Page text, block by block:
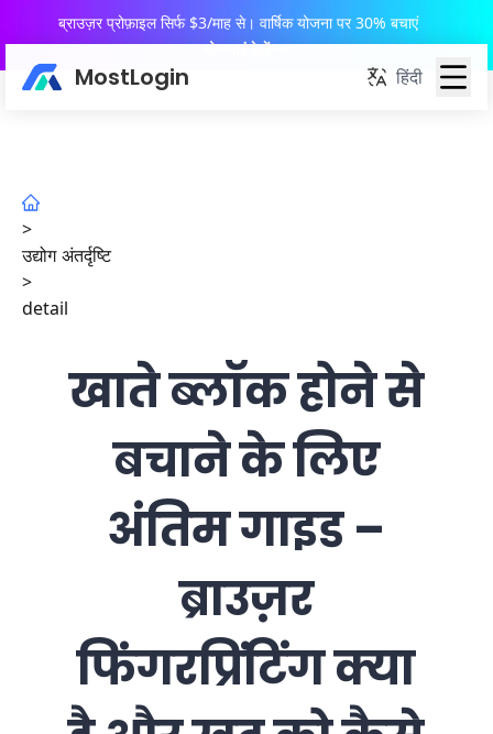
ब्राउज़र प्रोफ़ाइल सिर्फ $3/माह से। वार्षिक योजना पर 30% बचाएं
योजनाएं देखें
MostLogin हिंदी
>
उद्योग अंतर्दृष्टि
>
detail
खाते ब्लॉक होने से
बचाने के लिए
अंतिम गाइड –
ब्राउज़र
फिंगरप्रिंटिंग क्या